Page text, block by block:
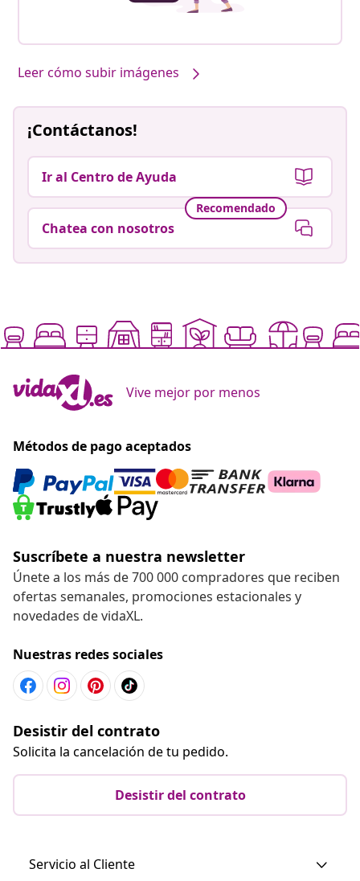
Leer cómo subir imágenes
¡Contáctanos!
Ir al Centro de Ayuda
Recomendado
Chatea con nosotros
Vive mejor por menos
Métodos de pago aceptados
Suscríbete a nuestra newsletter
Únete a los más de 700 000 compradores que reciben
ofertas semanales, promociones estacionales y
novedades de vidaXL.
Nuestras redes sociales
Desistir del contrato
Solicita la cancelación de tu pedido.
Desistir del contrato
Servicio al Cliente